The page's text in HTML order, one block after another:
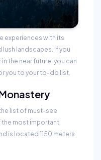
experiences with its
landscapes. If you
the near future, you can
you to your to-do list.
list of must-see
the most important
is located 1150 meters